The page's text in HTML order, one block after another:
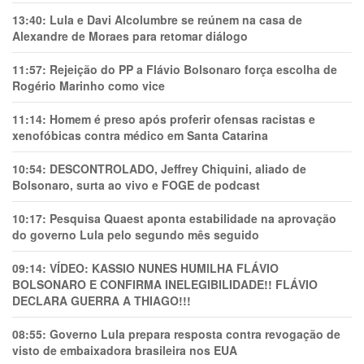
13:40: Lula e Davi Alcolumbre se reúnem na casa de
Alexandre de Moraes para retomar diálogo
11:57: Rejeição do PP a Flávio Bolsonaro força escolha de
Rogério Marinho como vice
11:14: Homem é preso após proferir ofensas racistas e
xenofóbicas contra médico em Santa Catarina
10:54: DESCONTROLADO, Jeffrey Chiquini, aliado de
Bolsonaro, surta ao vivo e FOGE de podcast
10:17: Pesquisa Quaest aponta estabilidade na aprovação
do governo Lula pelo segundo mês seguido
09:14: VÍDEO: KASSIO NUNES HUMlLHA FLÁVIO
BOLSONARO E CONFIRMA INELEGIBILIDADE!! FLÁVIO
DECLARA GUERRA A THIAGO!!!
08:55: Governo Lula prepara resposta contra revogação de
visto de embaixadora brasileira nos EUA